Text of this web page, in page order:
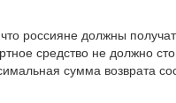
россияне должны
средство не должно
сумма возврата